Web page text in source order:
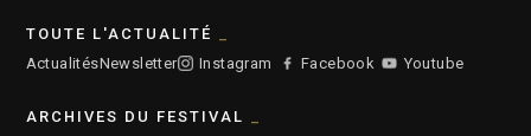
TOUTE L'ACTUALITÉ
ActualitésNewsletter Instagram Facebook Youtube
ARCHIVES DU FESTIVAL